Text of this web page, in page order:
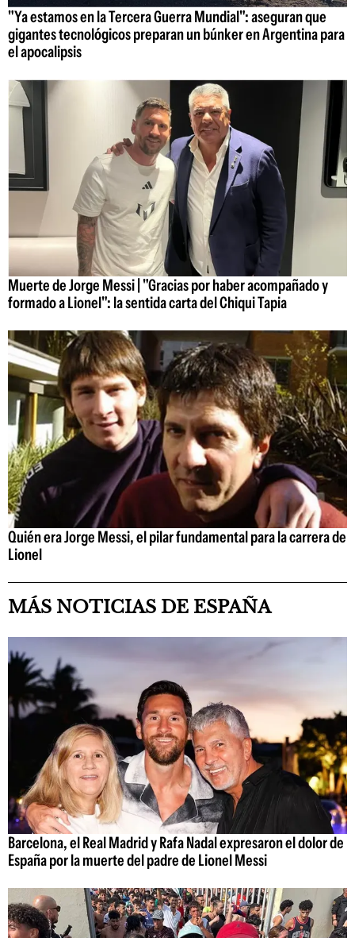
"Ya estamos en la Tercera Guerra Mundial": aseguran que
gigantes tecnológicos preparan un búnker en Argentina para
el apocalipsis
Muerte de Jorge Messi | "Gracias por haber acompañado y
formado a Lionel": la sentida carta del Chiqui Tapia
Quién era Jorge Messi, el pilar fundamental para la carrera de
Lionel
MÁS NOTICIAS DE ESPAÑA
Barcelona, el Real Madrid y Rafa Nadal expresaron el dolor de
España por la muerte del padre de Lionel Messi